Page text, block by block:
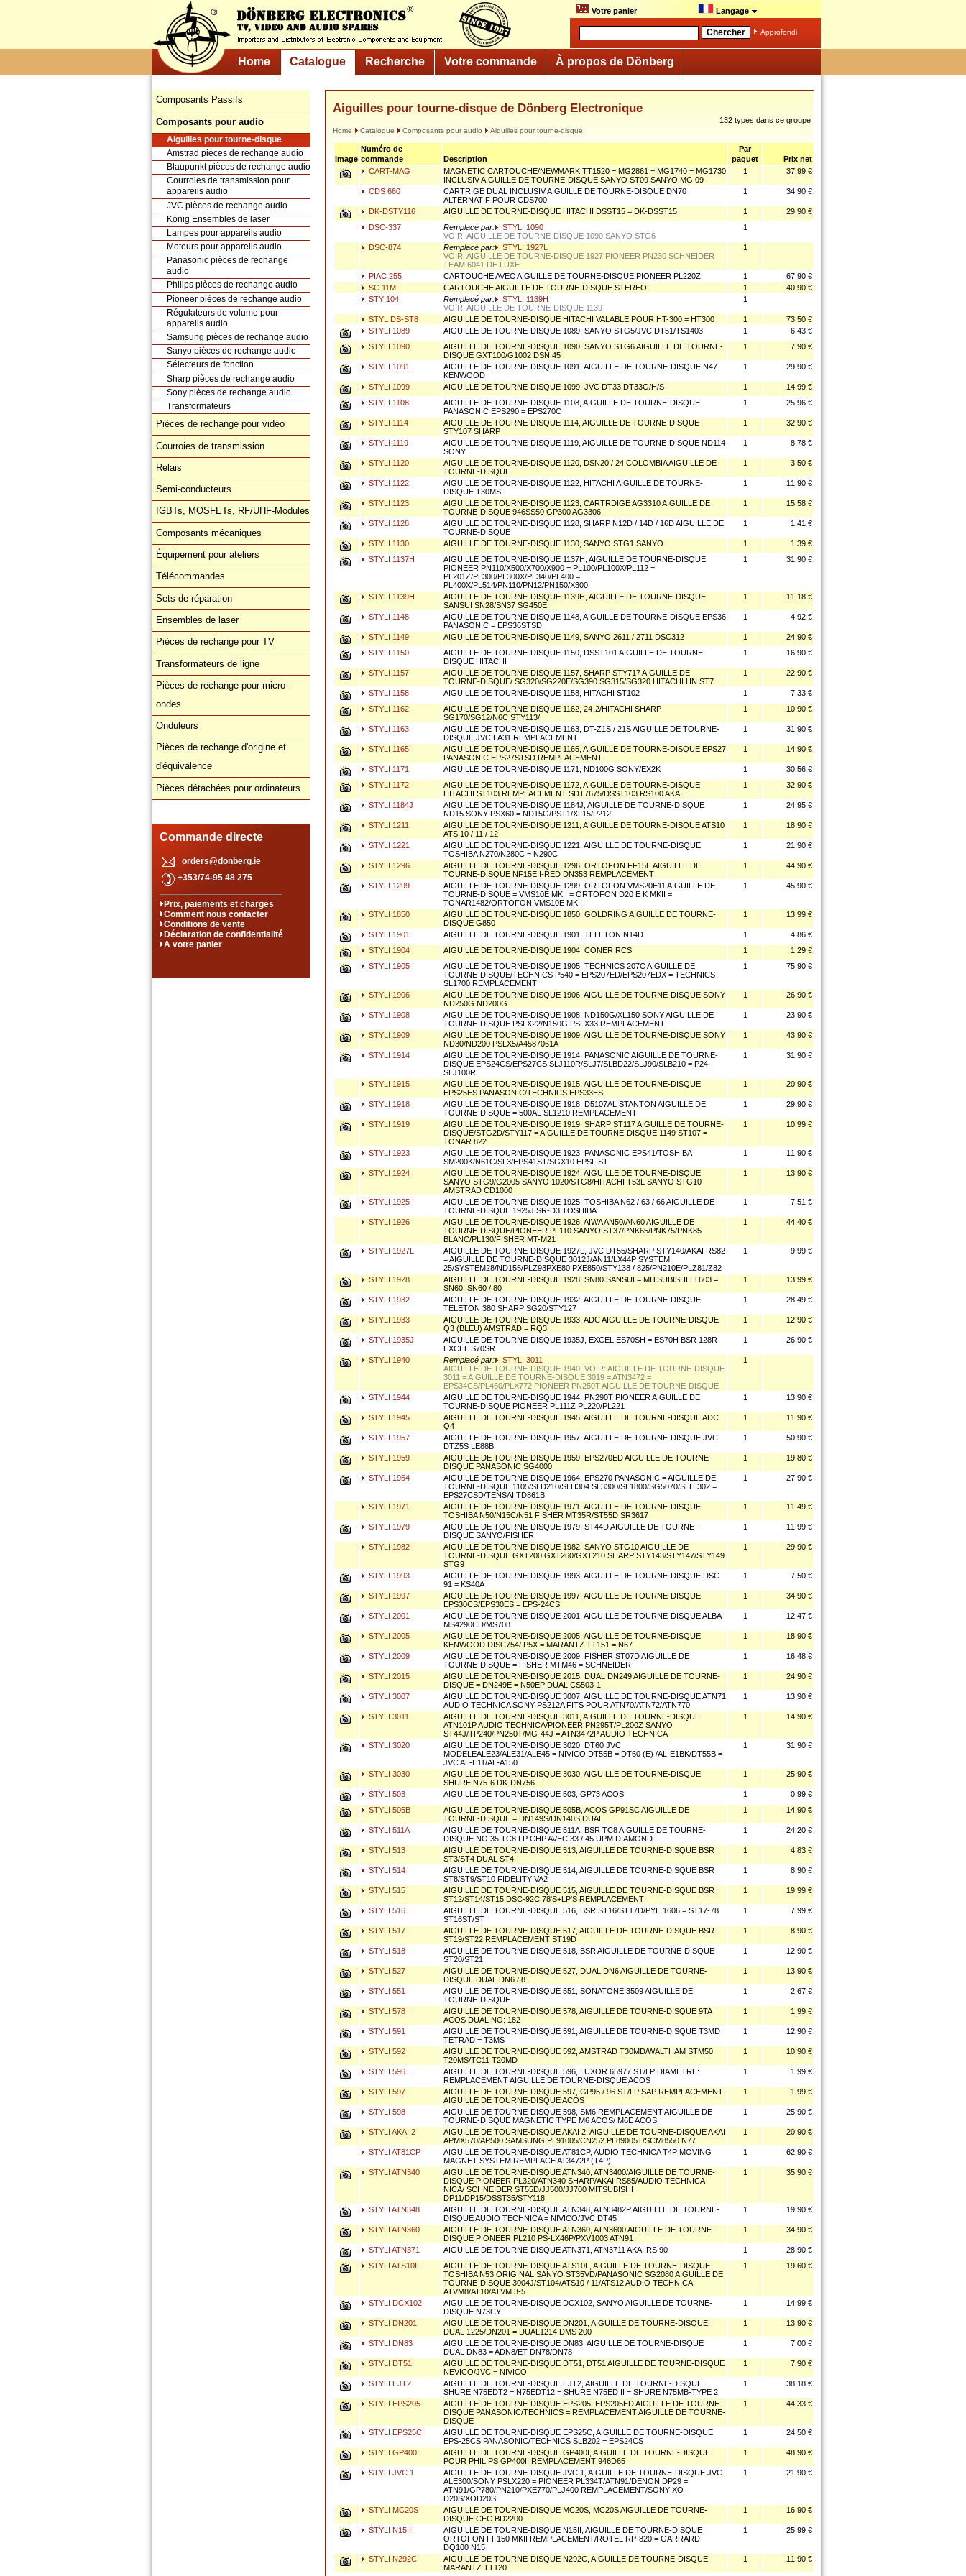
Votre panier Langage
Approfondi
Home Catalogue Recherche Votre commande À propos de Dönberg
Composants Passifs
Composants pour audio
Aiguilles pour tourne-disque
Amstrad pièces de rechange audio
Blaupunkt pièces de rechange audio
Courroies de transmission pour
appareils audio
JVC pièces de rechange audio
König Ensembles de laser
Lampes pour appareils audio
Moteurs pour appareils audio
Panasonic pièces de rechange
audio
Philips pièces de rechange audio
Pioneer pièces de rechange audio
Régulateurs de volume pour
appareils audio
Samsung pièces de rechange audio
Sanyo pièces de rechange audio
Sélecteurs de fonction
Sharp pièces de rechange audio
Sony pièces de rechange audio
Transformateurs
Pièces de rechange pour vidéo
Courroies de transmission
Relais
Semi-conducteurs
IGBTs, MOSFETs, RF/UHF-Modules
Composants mécaniques
Équipement pour ateliers
Télécommandes
Sets de réparation
Ensembles de laser
Pièces de rechange pour TV
Transformateurs de ligne
Pièces de rechange pour micro-
ondes
Onduleurs
Pièces de rechange d'origine et
d'équivalence
Pièces détachées pour ordinateurs
Commande directe
orders@donberg.ie
+353/74-95 48 275
Prix, paiements et charges
Comment nous contacter
Conditions de vente
Déclaration de confidentialité
A votre panier
Aiguilles pour tourne-disque de Dönberg Electronique
Home Catalogue Composants pour audio Aiguilles pour tourne-disque
132 types dans ce groupe
Image
Numéro de
commande
Description
Par
paquet
Prix net
CART-MAG
MAGNETIC CARTOUCHE/NEWMARK TT1520 = MG2861 = MG1740 = MG1730
INCLUSIV AIGUILLE DE TOURNE-DISQUE SANYO ST09 SANYO MG 09
1 37.99 €
CDS 660
CARTRIGE DUAL INCLUSIV AIGUILLE DE TOURNE-DISQUE DN70
ALTERNATIF POUR CDS700
1 34.90 €
DK-DSTY116 AIGUILLE DE TOURNE-DISQUE HITACHI DSST15 = DK-DSST15 1
29.90 €
DSC-337
Remplacé par:
STYLI 1090
VOIR: AIGUILLE DE TOURNE-DISQUE 1090 SANYO STG6
1
DSC-874 Remplacé par:
STYLI 1927L
VOIR: AIGUILLE DE TOURNE-DISQUE 1927 PIONEER PN230 SCHNEIDER
TEAM 6041 DE LUXE
1
PIAC 255 CARTOUCHE AVEC AIGUILLE DE TOURNE-DISQUE PIONEER PL220Z 1
67.90 €
SC 11M
CARTOUCHE AIGUILLE DE TOURNE-DISQUE STEREO 1
40.90 €
STY 104
Remplacé par:
STYLI 1139H
VOIR: AIGUILLE DE TOURNE-DISQUE 1139
1
STYL DS-ST8 AIGUILLE DE TOURNE-DISQUE HITACHI VALABLE POUR HT-300 = HT300 1
73.50 €
STYLI 1089
AIGUILLE DE TOURNE-DISQUE 1089, SANYO STG5/JVC DT51/TS1403 1
6.43 €
STYLI 1090
AIGUILLE DE TOURNE-DISQUE 1090, SANYO STG6 AIGUILLE DE TOURNE-
DISQUE GXT100/G1002 DSN 45
1 7.90 €
STYLI 1091
AIGUILLE DE TOURNE-DISQUE 1091, AIGUILLE DE TOURNE-DISQUE N47
KENWOOD
1 29.90 €
STYLI 1099 AIGUILLE DE TOURNE-DISQUE 1099, JVC DT33 DT33G/H/S 1
14.99 €
STYLI 1108
AIGUILLE DE TOURNE-DISQUE 1108, AIGUILLE DE TOURNE-DISQUE
PANASONIC EPS290 = EPS270C
1 25.96 €
STYLI 1114
AIGUILLE DE TOURNE-DISQUE 1114, AIGUILLE DE TOURNE-DISQUE
STY107 SHARP
1 32.90 €
STYLI 1119
AIGUILLE DE TOURNE-DISQUE 1119, AIGUILLE DE TOURNE-DISQUE ND114
SONY
1 8.78 €
STYLI 1120
AIGUILLE DE TOURNE-DISQUE 1120, DSN20 / 24 COLOMBIA AIGUILLE DE
TOURNE-DISQUE
1 3.50 €
STYLI 1122
AIGUILLE DE TOURNE-DISQUE 1122, HITACHI AIGUILLE DE TOURNE-
DISQUE T30MS
1 11.90 €
STYLI 1123
AIGUILLE DE TOURNE-DISQUE 1123, CARTRDIGE AG3310 AIGUILLE DE
TOURNE-DISQUE 946SS50 GP300 AG3306
1 15.58 €
STYLI 1128
AIGUILLE DE TOURNE-DISQUE 1128, SHARP N12D / 14D / 16D AIGUILLE DE
TOURNE-DISQUE
1 1.41 €
STYLI 1130 AIGUILLE DE TOURNE-DISQUE 1130, SANYO STG1 SANYO 1
1.39 €
STYLI 1137H
AIGUILLE DE TOURNE-DISQUE 1137H, AIGUILLE DE TOURNE-DISQUE
PIONEER PN110/X500/X700/X900 = PL100/PL100X/PL112 =
PL201Z/PL300/PL300X/PL340/PL400 =
PL400X/PL514/PN110/PN12/PN150/X300
1 31.90 €
STYLI 1139H
AIGUILLE DE TOURNE-DISQUE 1139H, AIGUILLE DE TOURNE-DISQUE
SANSUI SN28/SN37 SG450E
1 11.18 €
STYLI 1148
AIGUILLE DE TOURNE-DISQUE 1148, AIGUILLE DE TOURNE-DISQUE EPS36
PANASONIC = EPS36STSD
1 4.92 €
STYLI 1149 AIGUILLE DE TOURNE-DISQUE 1149, SANYO 2611 / 2711 DSC312 1
24.90 €
STYLI 1150
AIGUILLE DE TOURNE-DISQUE 1150, DSST101 AIGUILLE DE TOURNE-
DISQUE HITACHI
1 16.90 €
STYLI 1157
AIGUILLE DE TOURNE-DISQUE 1157, SHARP STY717 AIGUILLE DE
TOURNE-DISQUE/ SG320/SG220E/SG390 SG315/SG320 HITACHI HN ST7
1 22.90 €
STYLI 1158 AIGUILLE DE TOURNE-DISQUE 1158, HITACHI ST102 1
7.33 €
STYLI 1162
AIGUILLE DE TOURNE-DISQUE 1162, 24-2/HITACHI SHARP
SG170/SG12/N6C STY113/
1 10.90 €
STYLI 1163
AIGUILLE DE TOURNE-DISQUE 1163, DT-Z1S / 21S AIGUILLE DE TOURNE-
DISQUE JVC LA31 REMPLACEMENT
1 31.90 €
STYLI 1165
AIGUILLE DE TOURNE-DISQUE 1165, AIGUILLE DE TOURNE-DISQUE EPS27
PANASONIC EPS27STSD REMPLACEMENT
1 14.90 €
STYLI 1171 AIGUILLE DE TOURNE-DISQUE 1171, ND100G SONY/EX2K 1
30.56 €
STYLI 1172
AIGUILLE DE TOURNE-DISQUE 1172, AIGUILLE DE TOURNE-DISQUE
HITACHI ST103 REMPLACEMENT SDT7675/DSST103 RS100 AKAI
1 32.90 €
STYLI 1184J
AIGUILLE DE TOURNE-DISQUE 1184J, AIGUILLE DE TOURNE-DISQUE
ND15 SONY PSX60 = ND15G/PST1/XL15/P212
1 24.95 €
STYLI 1211
AIGUILLE DE TOURNE-DISQUE 1211, AIGUILLE DE TOURNE-DISQUE ATS10
ATS 10 / 11 / 12
1 18.90 €
STYLI 1221
AIGUILLE DE TOURNE-DISQUE 1221, AIGUILLE DE TOURNE-DISQUE
TOSHIBA N270/N280C = N290C
1 21.90 €
STYLI 1296
AIGUILLE DE TOURNE-DISQUE 1296, ORTOFON FF15E AIGUILLE DE
TOURNE-DISQUE NF15EII-RED DN353 REMPLACEMENT
1 44.90 €
STYLI 1299
AIGUILLE DE TOURNE-DISQUE 1299, ORTOFON VMS20E11 AIGUILLE DE
TOURNE-DISQUE = VMS10E MKII = ORTOFON D20 E K MKII =
TONAR1482/ORTOFON VMS10E MKII
1 45.90 €
STYLI 1850
AIGUILLE DE TOURNE-DISQUE 1850, GOLDRING AIGUILLE DE TOURNE-
DISQUE G850
1 13.99 €
STYLI 1901 AIGUILLE DE TOURNE-DISQUE 1901, TELETON N14D 1
4.86 €
STYLI 1904
AIGUILLE DE TOURNE-DISQUE 1904, CONER RCS 1
1.29 €
STYLI 1905
AIGUILLE DE TOURNE-DISQUE 1905, TECHNICS 207C AIGUILLE DE
TOURNE-DISQUE/TECHNICS P540 = EPS207ED/EPS207EDX = TECHNICS
SL1700 REMPLACEMENT
1 75.90 €
STYLI 1906
AIGUILLE DE TOURNE-DISQUE 1906, AIGUILLE DE TOURNE-DISQUE SONY
ND250G ND200G
1 26.90 €
STYLI 1908
AIGUILLE DE TOURNE-DISQUE 1908, ND150G/XL150 SONY AIGUILLE DE
TOURNE-DISQUE PSLX22/N150G PSLX33 REMPLACEMENT
1 23.90 €
STYLI 1909
AIGUILLE DE TOURNE-DISQUE 1909, AIGUILLE DE TOURNE-DISQUE SONY
ND30/ND200 PSLX5/A4587061A
1 43.90 €
STYLI 1914
AIGUILLE DE TOURNE-DISQUE 1914, PANASONIC AIGUILLE DE TOURNE-
DISQUE EPS24CS/EPS27CS SLJ110R/SLJ7/SLBD22/SLJ90/SLB210 = P24
SLJ100R
1 31.90 €
STYLI 1915
AIGUILLE DE TOURNE-DISQUE 1915, AIGUILLE DE TOURNE-DISQUE
EPS25ES PANASONIC/TECHNICS EPS33ES
1 20.90 €
STYLI 1918
AIGUILLE DE TOURNE-DISQUE 1918, D5107AL STANTON AIGUILLE DE
TOURNE-DISQUE = 500AL SL1210 REMPLACEMENT
1 29.90 €
STYLI 1919
AIGUILLE DE TOURNE-DISQUE 1919, SHARP ST117 AIGUILLE DE TOURNE-
DISQUE/STG2D/STY117 = AIGUILLE DE TOURNE-DISQUE 1149 ST107 =
TONAR 822
1 10.99 €
STYLI 1923
AIGUILLE DE TOURNE-DISQUE 1923, PANASONIC EPS41/TOSHIBA
SM200K/N61C/SL3/EPS41ST/SGX10 EPSLIST
1 11.90 €
STYLI 1924
AIGUILLE DE TOURNE-DISQUE 1924, AIGUILLE DE TOURNE-DISQUE
SANYO STG9/G2005 SANYO 1020/STG8/HITACHI T53L SANYO STG10
AMSTRAD CD1000
1 13.90 €
STYLI 1925
AIGUILLE DE TOURNE-DISQUE 1925, TOSHIBA N62 / 63 / 66 AIGUILLE DE
TOURNE-DISQUE 1925J SR-D3 TOSHIBA
1 7.51 €
STYLI 1926
AIGUILLE DE TOURNE-DISQUE 1926, AIWA AN50/AN60 AIGUILLE DE
TOURNE-DISQUE/PIONEER PL110 SANYO ST37/PNK65/PNK75/PNK85
BLANC/PL130/FISHER MT-M21
1 44.40 €
STYLI 1927L
AIGUILLE DE TOURNE-DISQUE 1927L, JVC DT55/SHARP STY140/AKAI RS82
= AIGUILLE DE TOURNE-DISQUE 3012J/AN11/LX44P SYSTEM
25/SYSTEM28/ND155/PLZ93PXE80 PXE850/STY138 / 825/PN210E/PLZ81/Z82
1 9.99 €
STYLI 1928
AIGUILLE DE TOURNE-DISQUE 1928, SN80 SANSUI = MITSUBISHI LT603 =
SN60, SN60 / 80
1 13.99 €
STYLI 1932
AIGUILLE DE TOURNE-DISQUE 1932, AIGUILLE DE TOURNE-DISQUE
TELETON 380 SHARP SG20/STY127
1 28.49 €
STYLI 1933
AIGUILLE DE TOURNE-DISQUE 1933, ADC AIGUILLE DE TOURNE-DISQUE
Q3 (BLEU) AMSTRAD = RQ3
1 12.90 €
STYLI 1935J
AIGUILLE DE TOURNE-DISQUE 1935J, EXCEL ES70SH = ES70H BSR 128R
EXCEL S70SR
1 26.90 €
STYLI 1940 Remplacé par:
STYLI 3011
AIGUILLE DE TOURNE-DISQUE 1940, VOIR: AIGUILLE DE TOURNE-DISQUE
3011 = AIGUILLE DE TOURNE-DISQUE 3019 = ATN3472 =
EPS34CS/PL450/PLX772 PIONEER PN250T AIGUILLE DE TOURNE-DISQUE
1
STYLI 1944
AIGUILLE DE TOURNE-DISQUE 1944, PN290T PIONEER AIGUILLE DE
TOURNE-DISQUE PIONEER PL111Z PL220/PL221
1 13.90 €
STYLI 1945
AIGUILLE DE TOURNE-DISQUE 1945, AIGUILLE DE TOURNE-DISQUE ADC
Q4
1 11.90 €
STYLI 1957
AIGUILLE DE TOURNE-DISQUE 1957, AIGUILLE DE TOURNE-DISQUE JVC
DTZ5S LE88B
1 50.90 €
STYLI 1959
AIGUILLE DE TOURNE-DISQUE 1959, EPS270ED AIGUILLE DE TOURNE-
DISQUE PANASONIC SG4000
1 19.80 €
STYLI 1964
AIGUILLE DE TOURNE-DISQUE 1964, EPS270 PANASONIC = AIGUILLE DE
TOURNE-DISQUE 1105/SLD210/SLH304 SL3300/SL1800/SG5070/SLH 302 =
EPS27CSD/TENSAI TD861B
1 27.90 €
STYLI 1971
AIGUILLE DE TOURNE-DISQUE 1971, AIGUILLE DE TOURNE-DISQUE
TOSHIBA N50/N15C/N51 FISHER MT35R/ST55D SR3617
1 11.49 €
STYLI 1979
AIGUILLE DE TOURNE-DISQUE 1979, ST44D AIGUILLE DE TOURNE-
DISQUE SANYO/FISHER
1 11.99 €
STYLI 1982
AIGUILLE DE TOURNE-DISQUE 1982, SANYO STG10 AIGUILLE DE
TOURNE-DISQUE GXT200 GXT260/GXT210 SHARP STY143/STY147/STY149
STG9
1 29.90 €
STYLI 1993
AIGUILLE DE TOURNE-DISQUE 1993, AIGUILLE DE TOURNE-DISQUE DSC
91 = KS40A
1 7.50 €
STYLI 1997
AIGUILLE DE TOURNE-DISQUE 1997, AIGUILLE DE TOURNE-DISQUE
EPS30CS/EPS30ES = EPS-24CS
1 34.90 €
STYLI 2001
AIGUILLE DE TOURNE-DISQUE 2001, AIGUILLE DE TOURNE-DISQUE ALBA
MS4290CD/MS708
1 12.47 €
STYLI 2005
AIGUILLE DE TOURNE-DISQUE 2005, AIGUILLE DE TOURNE-DISQUE
KENWOOD DISC754/ P5X = MARANTZ TT151 = N67
1 18.90 €
STYLI 2009
AIGUILLE DE TOURNE-DISQUE 2009, FISHER ST07D AIGUILLE DE
TOURNE-DISQUE = FISHER MTM46 = SCHNEIDER
1 16.48 €
STYLI 2015
AIGUILLE DE TOURNE-DISQUE 2015, DUAL DN249 AIGUILLE DE TOURNE-
DISQUE = DN249E = N50EP DUAL CS503-1
1 24.90 €
STYLI 3007
AIGUILLE DE TOURNE-DISQUE 3007, AIGUILLE DE TOURNE-DISQUE ATN71
AUDIO TECHNICA SONY PS212A FITS POUR ATN70/ATN72/ATN770
1 13.90 €
STYLI 3011
AIGUILLE DE TOURNE-DISQUE 3011, AIGUILLE DE TOURNE-DISQUE
ATN101P AUDIO TECHNICA/PIONEER PN295T/PL200Z SANYO
ST44J/TP240/PN250T/MG-44J = ATN3472P AUDIO TECHNICA
1 14.90 €
STYLI 3020
AIGUILLE DE TOURNE-DISQUE 3020, DT60 JVC
MODELEALE23/ALE31/ALE45 = NIVICO DT55B = DT60 (E) /AL-E1BK/DT55B =
JVC AL-E11/AL-A150
1 31.90 €
STYLI 3030
AIGUILLE DE TOURNE-DISQUE 3030, AIGUILLE DE TOURNE-DISQUE
SHURE N75-6 DK-DN756
1 25.90 €
STYLI 503 AIGUILLE DE TOURNE-DISQUE 503, GP73 ACOS 1
0.99 €
STYLI 505B
AIGUILLE DE TOURNE-DISQUE 505B, ACOS GP91SC AIGUILLE DE
TOURNE-DISQUE = DN149S/DN140S DUAL
1 14.90 €
STYLI 511A
AIGUILLE DE TOURNE-DISQUE 511A, BSR TC8 AIGUILLE DE TOURNE-
DISQUE NO.35 TC8 LP CHP AVEC 33 / 45 UPM DIAMOND
1 24.20 €
STYLI 513
AIGUILLE DE TOURNE-DISQUE 513, AIGUILLE DE TOURNE-DISQUE BSR
ST3/ST4 DUAL ST4
1 4.83 €
STYLI 514
AIGUILLE DE TOURNE-DISQUE 514, AIGUILLE DE TOURNE-DISQUE BSR
ST8/ST9/ST10 FIDELITY VA2
1 8.90 €
STYLI 515
AIGUILLE DE TOURNE-DISQUE 515, AIGUILLE DE TOURNE-DISQUE BSR
ST12/ST14/ST15 DSC-92C 78'S+LP'S REMPLACEMENT
1 19.99 €
STYLI 516
AIGUILLE DE TOURNE-DISQUE 516, BSR ST16/ST17D/PYE 1606 = ST17-78
ST16ST/ST
1 7.99 €
STYLI 517
AIGUILLE DE TOURNE-DISQUE 517, AIGUILLE DE TOURNE-DISQUE BSR
ST19/ST22 REMPLACEMENT ST19D
1 8.90 €
STYLI 518
AIGUILLE DE TOURNE-DISQUE 518, BSR AIGUILLE DE TOURNE-DISQUE
ST20/ST21
1 12.90 €
STYLI 527
AIGUILLE DE TOURNE-DISQUE 527, DUAL DN6 AIGUILLE DE TOURNE-
DISQUE DUAL DN6 / 8
1 13.90 €
STYLI 551
AIGUILLE DE TOURNE-DISQUE 551, SONATONE 3509 AIGUILLE DE
TOURNE-DISQUE
1 2.67 €
STYLI 578
AIGUILLE DE TOURNE-DISQUE 578, AIGUILLE DE TOURNE-DISQUE 9TA
ACOS DUAL NO: 182
1 1.99 €
STYLI 591
AIGUILLE DE TOURNE-DISQUE 591, AIGUILLE DE TOURNE-DISQUE T3MD
TETRAD = T3MS
1 12.90 €
STYLI 592
AIGUILLE DE TOURNE-DISQUE 592, AMSTRAD T30MD/WALTHAM STM50
T20MS/TC11 T20MD
1 10.90 €
STYLI 596
AIGUILLE DE TOURNE-DISQUE 596, LUXOR 65977 ST/LP DIAMETRE:
REMPLACEMENT AIGUILLE DE TOURNE-DISQUE ACOS
1 1.99 €
STYLI 597
AIGUILLE DE TOURNE-DISQUE 597, GP95 / 96 ST/LP SAP REMPLACEMENT
AIGUILLE DE TOURNE-DISQUE ACOS
1 1.99 €
STYLI 598
AIGUILLE DE TOURNE-DISQUE 598, SM6 REMPLACEMENT AIGUILLE DE
TOURNE-DISQUE MAGNETIC TYPE M6 ACOS/ M6E ACOS
1 25.90 €
STYLI AKAI 2
AIGUILLE DE TOURNE-DISQUE AKAI 2, AIGUILLE DE TOURNE-DISQUE AKAI
APMX570/AP500 SAMSUNG PL91005/CN252 PL89005T/SCM8550 N77
1 20.90 €
STYLI AT81CP
AIGUILLE DE TOURNE-DISQUE AT81CP, AUDIO TECHNICA T4P MOVING
MAGNET SYSTEM REMPLACE AT3472P (T4P)
1 62.90 €
STYLI ATN340
AIGUILLE DE TOURNE-DISQUE ATN340, ATN3400/AIGUILLE DE TOURNE-
DISQUE PIONEER PL320/ATN340 SHARP/AKAI RS85/AUDIO TECHNICA
NICA/ SCHNEIDER ST55D/JJ500/JJ700 MITSUBISHI
DP11/DP15/DSST35/STY118
1 35.90 €
STYLI ATN348
AIGUILLE DE TOURNE-DISQUE ATN348, ATN3482P AIGUILLE DE TOURNE-
DISQUE AUDIO TECHNICA = NIVICO/JVC DT45
1 19.90 €
STYLI ATN360
AIGUILLE DE TOURNE-DISQUE ATN360, ATN3600 AIGUILLE DE TOURNE-
DISQUE PIONEER PL210 PS-LX46P/PXV1003 ATN91
1 34.90 €
STYLI ATN371 AIGUILLE DE TOURNE-DISQUE ATN371, ATN3711 AKAI RS 90 1
28.90 €
STYLI ATS10L
AIGUILLE DE TOURNE-DISQUE ATS10L, AIGUILLE DE TOURNE-DISQUE
TOSHIBA N53 ORIGINAL SANYO ST35VD/PANASONIC SG2080 AIGUILLE DE
TOURNE-DISQUE 3004J/ST104/ATS10 / 11/ATS12 AUDIO TECHNICA
ATVM8/AT10/ATVM 3-5
1 19.60 €
STYLI DCX102
AIGUILLE DE TOURNE-DISQUE DCX102, SANYO AIGUILLE DE TOURNE-
DISQUE N73CY
1 14.99 €
STYLI DN201
AIGUILLE DE TOURNE-DISQUE DN201, AIGUILLE DE TOURNE-DISQUE
DUAL 1225/DN201 = DUAL1214 DMS 200
1 13.90 €
STYLI DN83
AIGUILLE DE TOURNE-DISQUE DN83, AIGUILLE DE TOURNE-DISQUE
DUAL DN83 = ADN8/ET DN78/DN78
1 7.00 €
STYLI DT51
AIGUILLE DE TOURNE-DISQUE DT51, DT51 AIGUILLE DE TOURNE-DISQUE
NEVICO/JVC = NIVICO
1 7.90 €
STYLI EJT2
AIGUILLE DE TOURNE-DISQUE EJT2, AIGUILLE DE TOURNE-DISQUE
SHURE N75EDT2 = N75EDT12 = SHURE N75ED II = SHURE N75MB-TYPE 2
1 38.18 €
STYLI EPS205
AIGUILLE DE TOURNE-DISQUE EPS205, EPS205ED AIGUILLE DE TOURNE-
DISQUE PANASONIC/TECHNICS = REMPLACEMENT AIGUILLE DE TOURNE-
DISQUE
1 44.33 €
STYLI EPS25C
AIGUILLE DE TOURNE-DISQUE EPS25C, AIGUILLE DE TOURNE-DISQUE
EPS-25CS PANASONIC/TECHNICS SLB202 = EPS24CS
1 24.50 €
STYLI GP400I
AIGUILLE DE TOURNE-DISQUE GP400I, AIGUILLE DE TOURNE-DISQUE
POUR PHILIPS GP400II REMPLACEMENT 946D65
1 48.90 €
STYLI JVC 1
AIGUILLE DE TOURNE-DISQUE JVC 1, AIGUILLE DE TOURNE-DISQUE JVC
ALE300/SONY PSLX220 = PIONEER PL334T/ATN91/DENON DP29 =
ATN91/GP780/PN210/PXE770/PLJ400 REMPLACEMENT/SONY XO-
D20S/XOD20S
1 21.90 €
STYLI MC20S
AIGUILLE DE TOURNE-DISQUE MC20S, MC20S AIGUILLE DE TOURNE-
DISQUE CEC BD2200
1 16.90 €
STYLI N15II
AIGUILLE DE TOURNE-DISQUE N15II, AIGUILLE DE TOURNE-DISQUE
ORTOFON FF150 MKII REMPLACEMENT/ROTEL RP-820 = GARRARD
DQ100 N15
1 25.99 €
STYLI N292C
AIGUILLE DE TOURNE-DISQUE N292C, AIGUILLE DE TOURNE-DISQUE
MARANTZ TT120
1 11.90 €